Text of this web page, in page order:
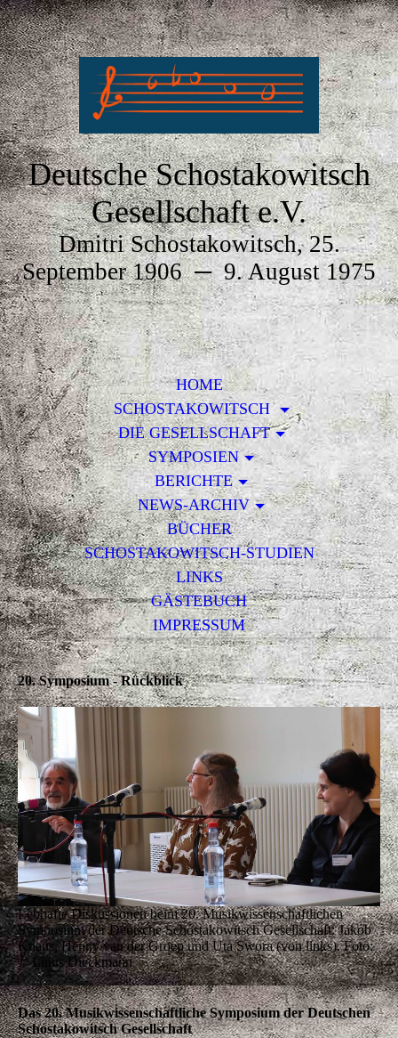
Deutsche Schostakowitsch
Gesellschaft e.V.
Dmitri Schostakowitsch, 25.
September 1906─9. August 1975
HOME
SCHOSTAKOWITSCH
DIE GESELLSCHAFT
SYMPOSIEN
BERICHTE
NEWS-ARCHIV
BÜCHER
SCHOSTAKOWITSCH-STUDIEN
LINKS
GÄSTEBUCH
IMPRESSUM
20. Symposium - Rückblick
Lebhafte Diskussionen beim 20. Musikwissenschaftlichen
Symposium der Deutsche Schostakowitsch Gesellschaft: Jakob
Knaus, Henny van der Groep und Uta Swora (von links). Foto:
© Linus Dieckmann
Das 20. Musikwissenschaftliche Symposium der Deutschen
Schostakowitsch Gesellschaft